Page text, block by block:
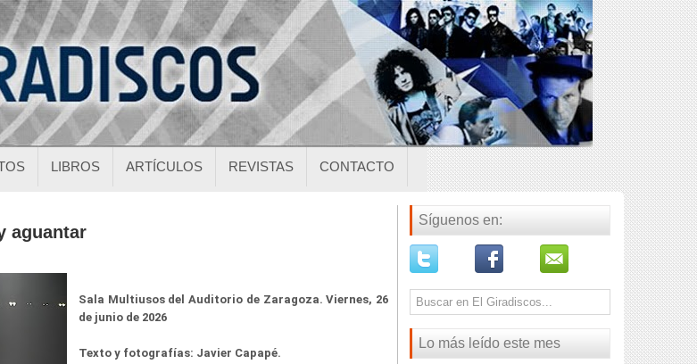
LIBROS ARTÍCULOS REVISTAS CONTACTO
aguantar
Sala Multiusos del Auditorio de Zaragoza. Viernes, 26
de junio de 2026
Texto y fotografías: Javier Capapé.
Síguenos en:
Lo más leído este mes